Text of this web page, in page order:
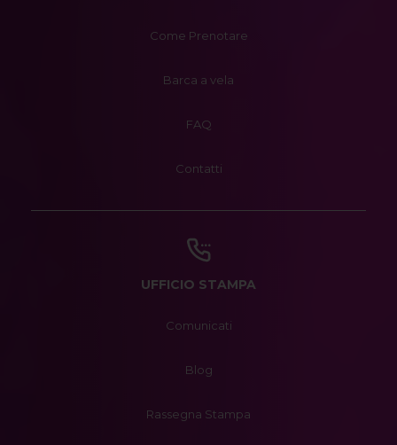
Come Prenotare
Barca a vela
FAQ
Contatti
UFFICIO STAMPA
Comunicati
Blog
Rassegna Stampa